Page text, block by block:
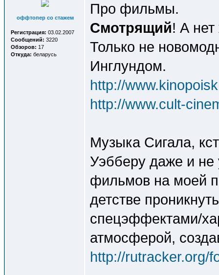
оффтопер со стажем
Регистрация: 03.02.2007
Сообщений: 3220
Обзоров: 17
Откуда: беларусь
Про фильмы.
Смотрящий! А
Только не
Инглундом.
http://
http://www.cult-
Музыка Сигала,
Уэбберу даже и не
фильмов на моей
детстве
спецэффектами/
атмосферой,
http://rutracker.org/